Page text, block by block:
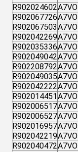
R902024602
R902067726
R902067503
R902042269
R902035336
R902049042
R902208792
R902049035
R902042222
R902014451
R902006517
R902006527
R902016957
R902042219
R902040472